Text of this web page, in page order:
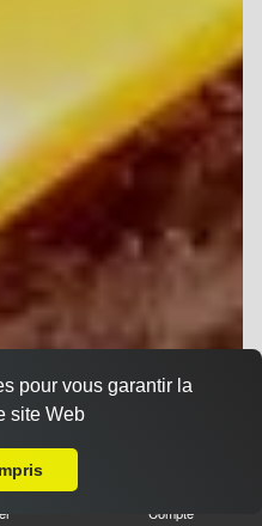
Compte
pour vous garantir la
site Web